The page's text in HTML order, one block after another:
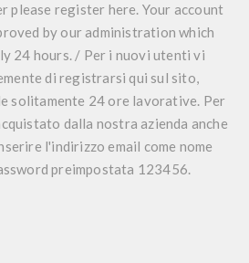
please register here. Your account
by our administration which
24 hours. / Per i nuovi utenti vi
di registrarsi qui sul sito,
solitamente 24 ore lavorative. Per
dalla nostra azienda anche
l'indirizzo email come nome
preimpostata 123456.